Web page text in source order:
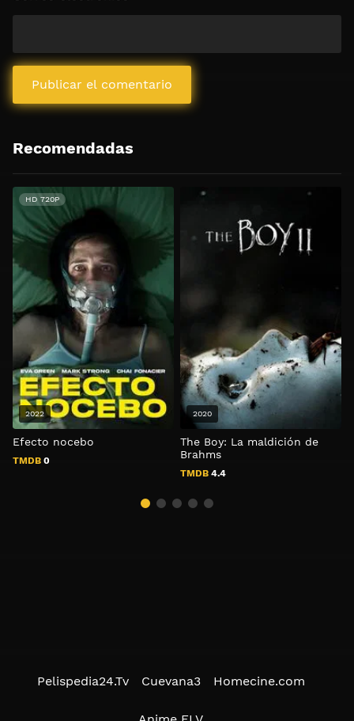
Recomendadas
Efecto nocebo
TMDB 0
HD 720P
2022
The Boy: La maldición de
Brahms
TMDB 4.4
2020
Pelispedia24.Tv Cuevana3 Homecine.com